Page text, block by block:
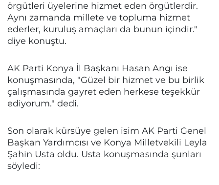
örgütleri üyelerine hizmet eden örgütlerdir.
Aynı zamanda millete ve topluma hizmet
ederler, kuruluş amaçları da bunun içindir."
diye konuştu.
AK Parti Konya İl Başkanı Hasan Angı ise
konuşmasında, "Güzel bir hizmet ve bu birlik
çalışmasında gayret eden herkese teşekkür
ediyorum." dedi.
Son olarak kürsüye gelen isim AK Parti Genel
Başkan Yardımcısı ve Konya Milletvekili Leyla
Şahin Usta oldu. Usta konuşmasında şunları
söyledi: